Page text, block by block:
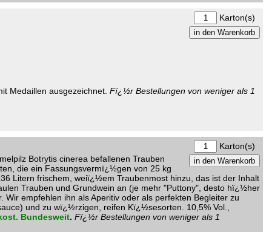
Karton(s)
Medaillen ausgezeichnet. Fï¿½r Bestellungen von weniger als 1
Karton(s)
Botrytis cinerea befallenen Trauben
die ein Fassungsvermï¿½gen von 25 kg
Litern frischem, weiï¿½em Traubenmost hinzu, das ist der Inhalt
Trauben und Grundwein an (je mehr "Puttony", desto hï¿½her
empfehlen ihn als Aperitiv oder als perfekten Begleiter zu
und zu wï¿½rzigen, reifen Kï¿½sesorten. 10,5% Vol.,
Bundesweit. Fï¿½r Bestellungen von weniger als 1